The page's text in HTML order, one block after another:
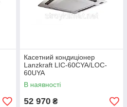
Касетний кондиціонер
Lanzkraft LIC-60CYA/LOC-
60UYA
В наявності
52 970 ₴